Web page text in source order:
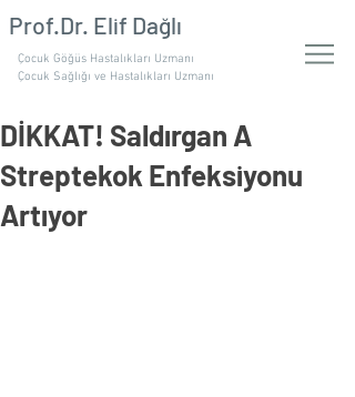
Çocuk Göğüs Hastalıkları Uzmanı
Çocuk Sağlığı ve Hastalıkları Uzmanı
Prof.Dr. Elif Dağlı
DİKKAT! Saldırgan A
Streptekok Enfeksiyonu
Artıyor